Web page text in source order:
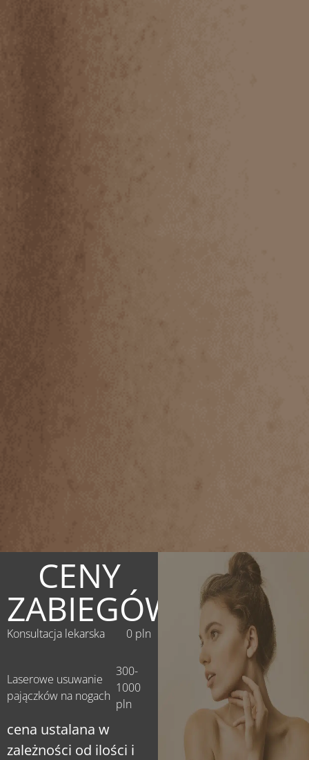
CENY
ZABIEGÓW
Konsultacja lekarska 0 pln
Laserowe usuwanie
pajączków na nogach
300-
1000
pln
cena ustalana w
zależności od ilości i